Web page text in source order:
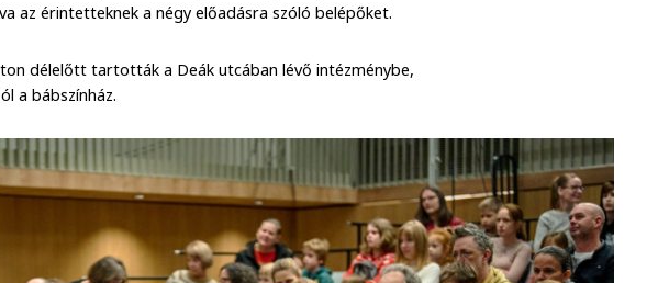
az érintetteknek a négy előadásra szóló belépőket.
délelőtt tartották a Deák utcában lévő intézménybe,
a bábszínház.